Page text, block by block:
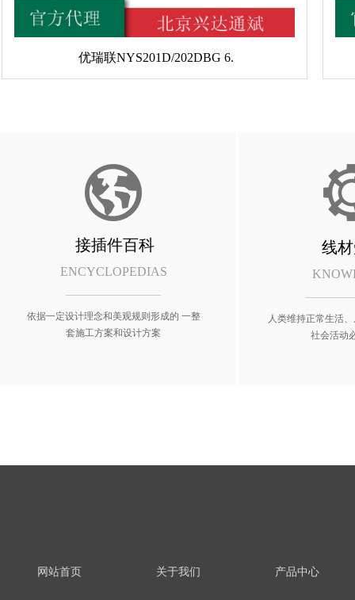
优瑞联NYS201D/202DBG 6.
ENCYCLOPEDIAS
人类维持正常生活
社会活动
线
依据一定设计理念和美观规则形成的 一整
套施工方案和设计方案
接插件百科
网站首页 关于我们 产品中心